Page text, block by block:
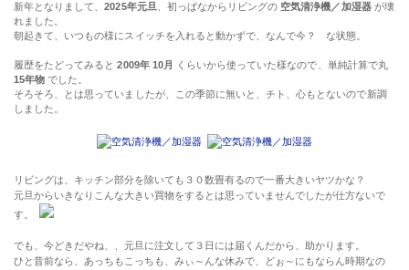
新年となりまして、2025年元旦 、初っぱなからリビングの 空気清浄機／加湿器が壊
れました。
朝起きて、いつもの様にスイッチを入れると動かずで、なんで今？ な状態。
履歴をたどってみると2009年 10月
くらいから使っていた様なので、単純計算で丸
15年物 でした。
そろそろ、とは思っていましたが、この季節に無いと、チト、心もとないので新調
しました。
リビングは、キッチン部分を除いても３０数畳有るので一番大きいヤツかな？
元旦からいきなりこんな大きい買物をするとは思っていませんでしたが仕方ないで
す。
でも、今どきだやね、、元旦に注文して３日には届くんだから、助かります。
ひと昔前なら、あっちもこっちも、みぃ～んな休みで、どぉ～にもならん時期なの